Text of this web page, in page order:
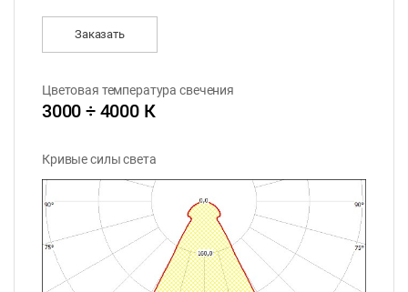
Заказать
Цветовая температура свечения
3000 ÷ 4000 К
Кривые силы света